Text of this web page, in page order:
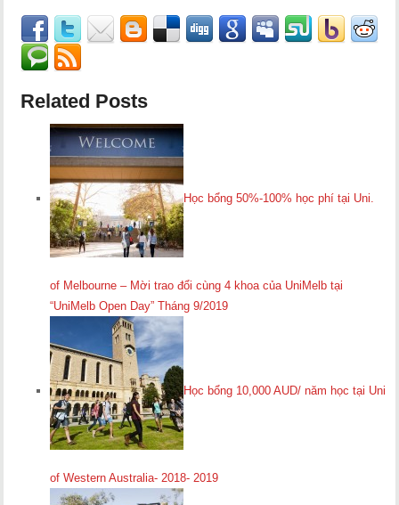
Related Posts
Học bổng 50%-100% học phí tại Uni.
of Melbourne – Mời trao đổi cùng 4 khoa của UniMelb tại
“UniMelb Open Day” Tháng 9/2019
Học bổng 10,000 AUD/ năm học tại Uni
of Western Australia- 2018- 2019